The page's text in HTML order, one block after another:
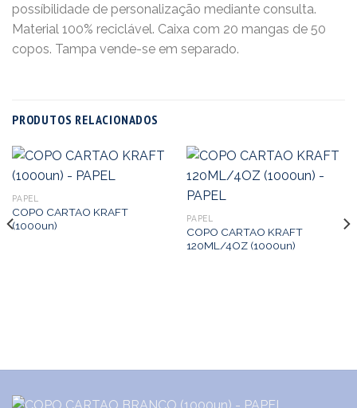
possíbilidade de personalização mediante consulta.
Material 100% reciclável. Caixa com 20 mangas de 50
copos. Tampa vende-se em separado.
PRODUTOS RELACIONADOS
PAPEL
COPO CARTAO KRAFT
(1000un)
PAPEL
COPO CARTAO KRAFT
120ML/4OZ (1000un)